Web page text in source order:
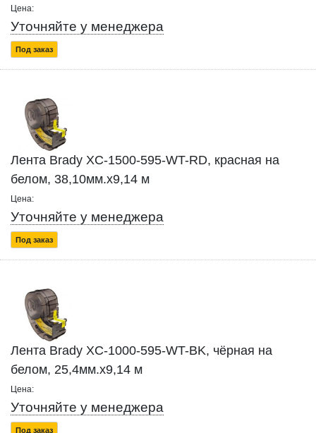
Цена:
Уточняйте у менеджера
Под заказ
Лента Brady XC-1500-595-WT-RD, красная на
белом, 38,10мм.х9,14 м
Цена:
Уточняйте у менеджера
Под заказ
Лента Brady XC-1000-595-WT-BK, чёрная на
белом, 25,4мм.х9,14 м
Цена:
Уточняйте у менеджера
Под заказ